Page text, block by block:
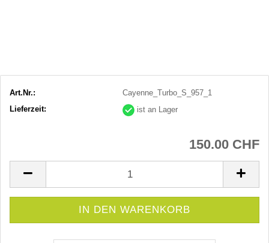
Art.Nr.:
Cayenne_Turbo_S_957_1
Lieferzeit:
ist an Lager
150.00 CHF